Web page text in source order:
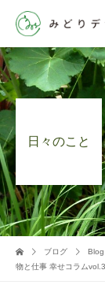
日々のこと
ブログ Blog
物と仕事 幸せコラム